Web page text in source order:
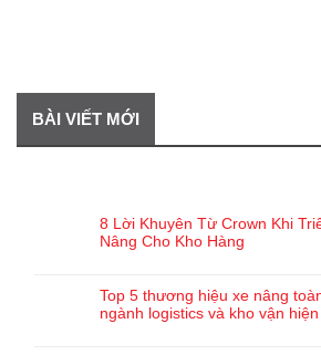
BÀI VIẾT MỚI
8 Lời Khuyên Từ Crown Khi
Nâng Cho Kho Hàng
Top 5 thương hiệu xe nâng
ngành logistics và kho vận